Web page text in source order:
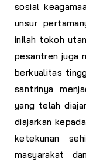
sosial
unsur
inilah tokoh
pesantren juga
berkualitas
santrinya
yang telah
diajarkan
ketekunan
masyarakat